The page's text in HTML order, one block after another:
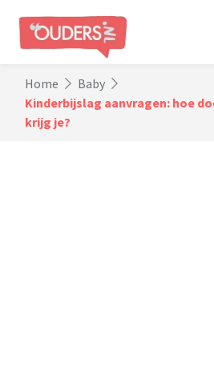
Home
Baby
Kinderbijslag aanvragen: hoe
krijg je?